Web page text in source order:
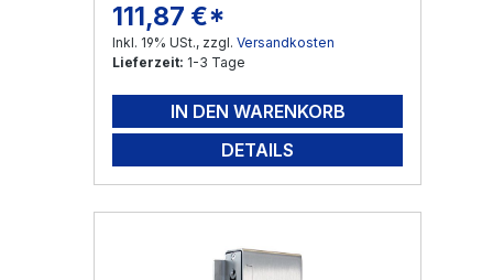
Regulärer Preis:
111,87 €*
Inkl. 19% USt., zzgl. Versandkosten
Lieferzeit: 1-3 Tage
IN DEN WARENKORB
DETAILS